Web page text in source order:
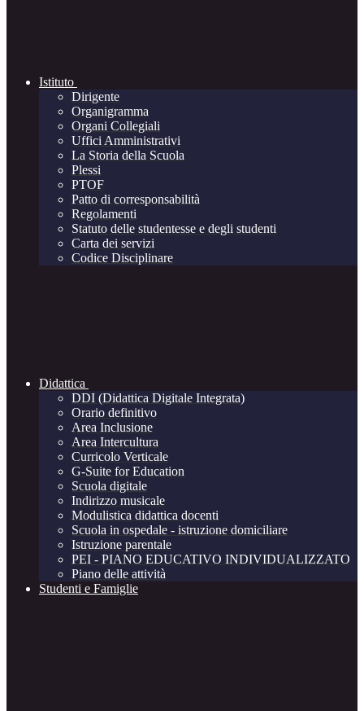
Istituto
Dirigente
Organigramma
Organi Collegiali
Uffici Amministrativi
La Storia della Scuola
Plessi
PTOF
Patto di corresponsabilità
Regolamenti
Statuto delle studentesse e degli studenti
Carta dei servizi
Codice Disciplinare
Didattica
DDI (Didattica Digitale Integrata)
Orario definitivo
Area Inclusione
Area Intercultura
Curricolo Verticale
G-Suite for Education
Scuola digitale
Indirizzo musicale
Modulistica didattica docenti
Scuola in ospedale - istruzione domiciliare
Istruzione parentale
PEI - PIANO EDUCATIVO INDIVIDUALIZZATO
Piano delle attività
Studenti e Famiglie